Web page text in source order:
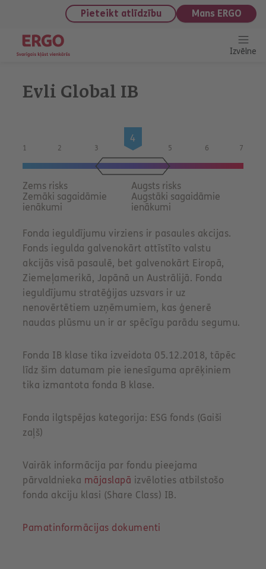
saturu
Pieteikt atlīdzību Mans ERGO
Izvēlne
Evli Global IB
1 2 3
4
5 6 7
Zems risks
Zemāki sagaidāmie
ienākumi
Augsts risks
Augstāki sagaidāmie
ienākumi
Fonda ieguldījumu virziens ir pasaules akcijas.
Fonds iegulda galvenokārt attīstīto valstu
akcijās visā pasaulē, bet galvenokārt Eiropā,
Ziemeļamerikā, Japānā un Austrālijā. Fonda
ieguldījumu stratēģijas uzsvars ir uz
nenovērtētiem uzņēmumiem, kas ģenerē
naudas plūsmu un ir ar spēcīgu parādu segumu.
Fonda IB klase tika izveidota 05.12.2018, tāpēc
līdz šim datumam pie ienesīguma aprēķiniem
tika izmantota fonda B klase.
Fonda ilgtspējas kategorija: ESG fonds (Gaiši
zaļš)
Vairāk informācija par fondu pieejama
pārvaldnieka mājaslapā izvēloties atbilstošo
fonda akciju klasi (Share Class) IB.
Pamatinformācijas dokumenti